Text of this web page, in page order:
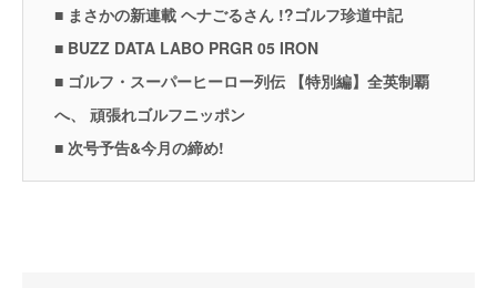
■ まさかの新連載 ヘナごるさん !?ゴルフ珍道中記
■ BUZZ DATA LABO PRGR 05 IRON
■ ゴルフ・スーパーヒーロー列伝 【特別編】全英制覇
へ、 頑張れゴルフニッポン
■ 次号予告&今月の締め!